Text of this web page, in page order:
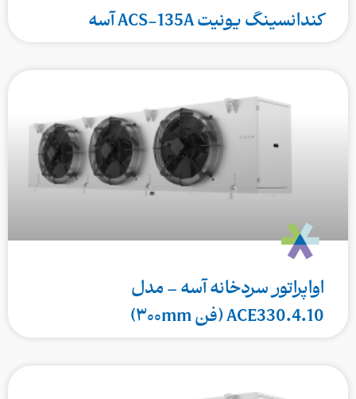
کندانسینگ یونیت ACS‑135A آسه
اواپراتور سردخانه آسه – مدل
ACE330.4.10 (فن ۳۰۰mm)